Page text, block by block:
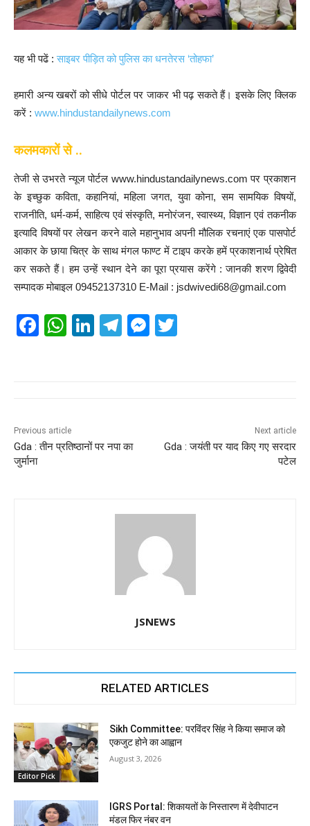
यह भी पढें :साइबर पीड़ित को पुलिस का धनतेरस ‘तोहफा’
हमारी अन्य खबरों को सीधे पोर्टल पर जाकर भी पढ़ सकते हैं। इसके लिए क्लिक
करें : www.hindustandailynews.com
कलमकारों से ..
तेजी से उभरते न्यूज पोर्टल www.hindustandailynews.com पर प्रकाशन
के इच्छुक कविता, कहानियां, महिला जगत, युवा कोना, सम सामयिक विषयों,
राजनीति, धर्म-कर्म, साहित्य एवं संस्कृति, मनोरंजन, स्वास्थ्य, विज्ञान एवं तकनीक
इत्यादि विषयों पर लेखन करने वाले महानुभाव अपनी मौलिक रचनाएं एक पासपोर्ट
आकार के छाया चित्र के साथ मंगल फाण्ट में टाइप करके हमें प्रकाशनार्थ प्रेषित
कर सकते हैं। हम उन्हें स्थान देने का पूरा प्रयास करेंगे : जानकी शरण द्विवेदी
सम्पादक मोबाइल 09452137310 E-Mail : jsdwivedi68@gmail.com
F
o
o
W
p
p
Li
T
M
er
Previous article
Gda : तीन प्रतिष्ठानों पर नपा का
जुर्माना
Next article
Gda : जयंती पर याद किए गए सरदार
पटेल
JSNEWS
RELATED ARTICLES
Editor Pick
Sikh Committee: परविंदर सिंह ने किया समाज को
एकजुट होने का आह्वान
August 3, 2026
IGRS Portal: शिकायतों के निस्तारण में देवीपाटन
मंडल फिर नंबर वन